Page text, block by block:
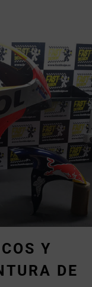
Y
DE